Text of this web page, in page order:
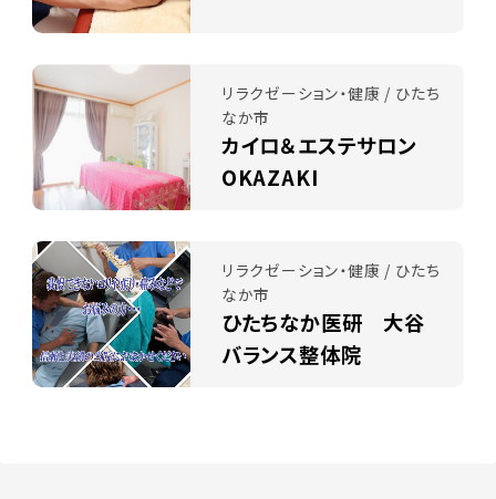
リラクゼーション・健康 / ひたち
なか市
カイロ＆エステサロン
OKAZAKI
リラクゼーション・健康 / ひたち
なか市
ひたちなか医研 大谷
バランス整体院